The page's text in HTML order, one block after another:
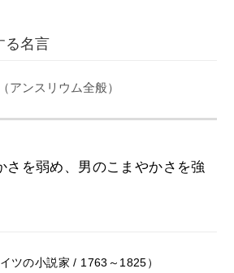
る名言
（アンスリウム全般）
さを弱め、男のこまやかさを強
ツの小説家 / 1763～1825）